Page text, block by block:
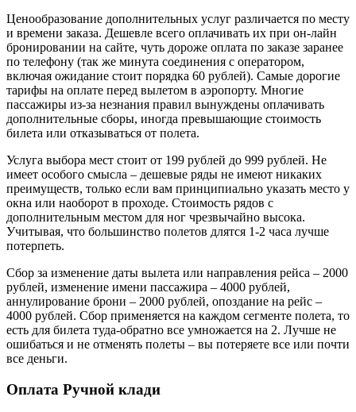
Ценообразование дополнительных услуг различается по месту
и времени заказа. Дешевле всего оплачивать их при он-лайн
бронировании на сайте, чуть дороже оплата по заказе заранее
по телефону (так же минута соединения с оператором,
включая ожидание стоит порядка 60 рублей). Самые дорогие
тарифы на оплате перед вылетом в аэропорту. Многие
пассажиры из-за незнания правил вынуждены оплачивать
дополнительные сборы, иногда превышающие стоимость
билета или отказываться от полета.
Услуга выбора мест стоит от 199 рублей до 999 рублей. Не
имеет особого смысла – дешевые ряды не имеют никаких
преимуществ, только если вам принципиально указать место у
окна или наоборот в проходе. Стоимость рядов с
дополнительным местом для ног чрезвычайно высока.
Учитывая, что большинство полетов длятся 1-2 часа лучше
потерпеть.
Сбор за изменение даты вылета или направления рейса – 2000
рублей, изменение имени пассажира – 4000 рублей,
аннулирование брони – 2000 рублей, опоздание на рейс –
4000 рублей. Сбор применяется на каждом сегменте полета, то
есть для билета туда-обратно все умножается на 2. Лучше не
ошибаться и не отменять полеты – вы потеряете все или почти
все деньги.
Оплата Ручной клади